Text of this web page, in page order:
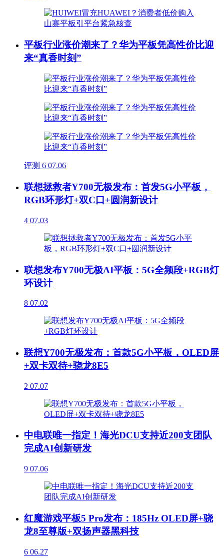
平板行业涨价潮来了？华为平板凭高性价比迎
来“真香时刻”
评测 6 07.06
联想拯救者Y700无极发布：首发5G小平板，
RGB环形灯+双C口+圆润新设计
4 07.03
联想发布Y700无极AI平板：5G全频段+RGB灯
环设计
8 07.02
联想Y700无极发布：首款5G小平板，OLED屏
+双卡双待+骁龙8E5
2 07.07
中电联唯一指定！海光DCU支持近200支团队
完成AI创新研发
9 07.06
红魔游戏平板5 Pro发布：185Hz OLED屏+骁
龙8至尊版+双扬声器黑科技
6 06.27